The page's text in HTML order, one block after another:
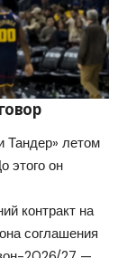
летом
этого он
контракт на
соглашения